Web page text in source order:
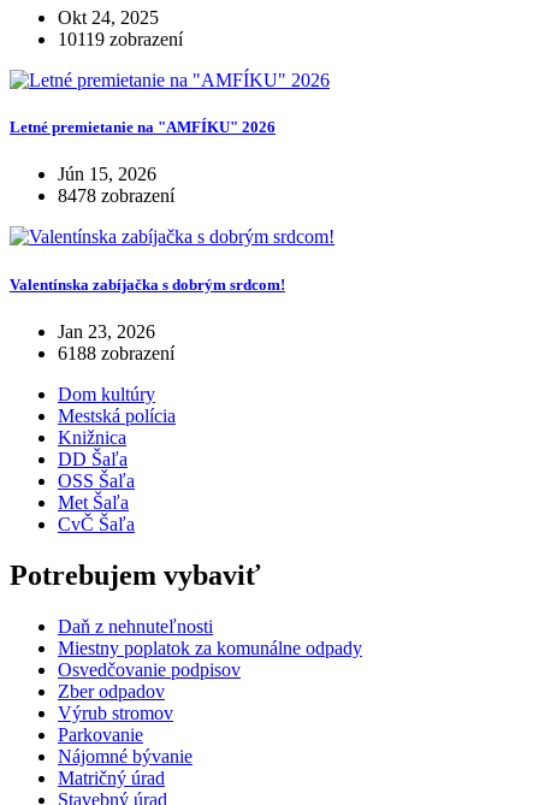
Okt 24, 2025
10119 zobrazení
Letné premietanie na "AMFÍKU" 2026
Jún 15, 2026
8478 zobrazení
Valentínska zabíjačka s dobrým srdcom!
Jan 23, 2026
6188 zobrazení
Dom kultúry
Mestská polícia
Knižnica
DD Šaľa
OSS Šaľa
Met Šaľa
CvČ Šaľa
Potrebujem vybaviť
Daň z nehnuteľnosti
Miestny poplatok za komunálne odpady
Osvedčovanie podpisov
Zber odpadov
Výrub stromov
Parkovanie
Nájomné bývanie
Matričný úrad
Stavebný úrad